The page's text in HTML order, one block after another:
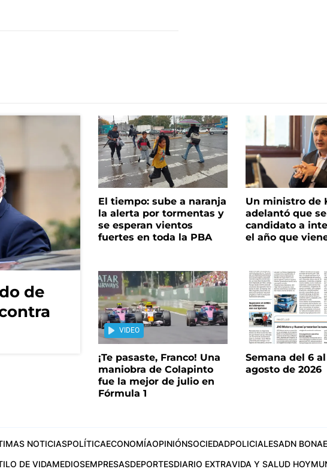
de
El tiempo: sube a naranja
la alerta por tormentas y
se esperan vientos
fuertes en toda la PBA
Un ministro de
adelantó que
candidato a
el año que
VIDEO
¡Te pasaste, Franco! Una
maniobra de Colapinto
fue la mejor de julio en
Fórmula 1
Semana del 6 al
agosto de 2026
NOTICIASPOLÍTICAECONOMÍAOPINIÓNSOCIEDADPOLICIALESADN
DE VIDAMEDIOSEMPRESASDEPORTESDIARIO EXTRAVIDA Y SALUD HOY